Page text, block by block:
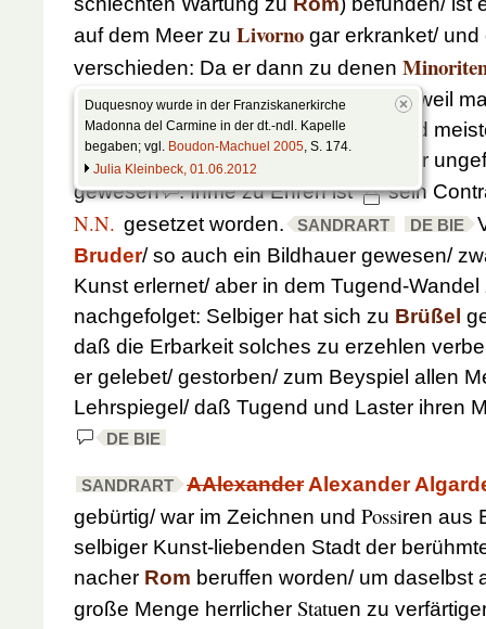
auf dem Meer zu Livorno gar erkranket/
verschieden: Da er dann zu denen
Duquesnoy wurde in der Franziskanerkirche
Madonna del Carmine in der dt.-ndl. Kapelle
begaben; vgl. Boudon-Machuel 2005, S. 174.
Julia Kleinbeck, 01.06.2012
großen bedauren begraben worden/ weil
Früchte von seiner ruhmwürdigen und
erwartet/
DE BIE SANDRART
indem er
gewesen
: Ihme zu Ehren ist sein
N.N. gesetzet worden. SANDRART DE BIE
Bruder/ so auch ein Bildhauer gewesen/
Kunst erlernet/ aber in dem Tugend-
nachgefolget: Selbiger hat sich zu Brüßel
daß die Erbarkeit solches zu erzehlen
er gelebet/ gestorben/ zum Beyspiel allen
Lehrspiegel/ daß Tugend und Laster ihren
DE BIE
SANDRART AAlexanderAlexander
gebürtig/ war im Zeichnen und Possiren aus
selbiger Kunst-liebenden Stadt der
nacher Rom beruffen worden/ um daselbst
große Menge herrlicher Statuen zu